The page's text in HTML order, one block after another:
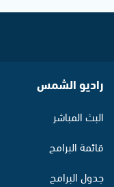
راديو الشمس
البث المباشر
قائمة البرامج
جدول البرامج